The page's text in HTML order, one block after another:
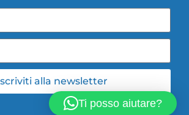
alla newsletter
Ti posso aiutare?